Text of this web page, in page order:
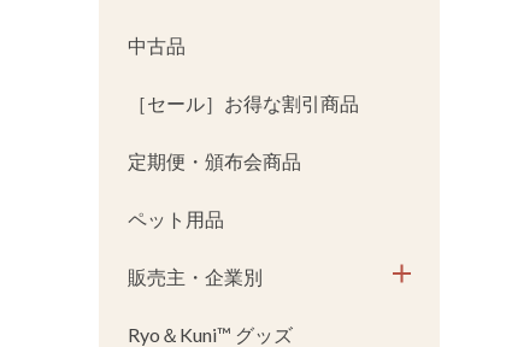
中古品
［セール］お得な割引商品
定期便・頒布会商品
ペット用品
販売主・企業別
Ryo＆Kuni™ グッズ